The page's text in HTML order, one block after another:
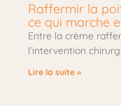
Raffermir la
ce qui marche
Entre la crème
l’intervention
Lire la suite »